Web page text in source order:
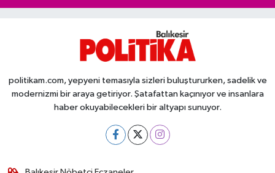
politikam.com, yepyeni temasıyla sizleri buluştururken, sadelik ve
modernizmi bir araya getiriyor. Şatafattan kaçınıyor ve insanlara
haber okuyabilecekleri bir altyapı sunuyor.